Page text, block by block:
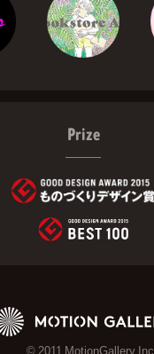
Prize
© 2011 MotionGallery Inc.